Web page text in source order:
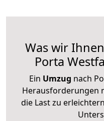
Was wir
Porta
Ein Umzug nach
Herausforderungen
die Last zu